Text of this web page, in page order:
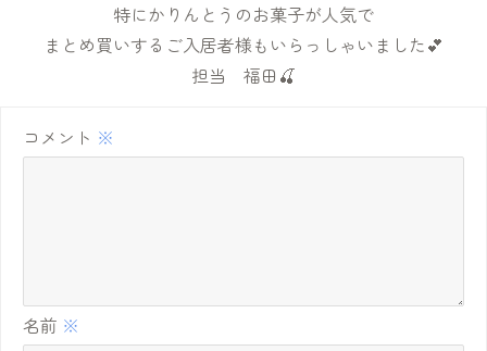
特にかりんとうのお菓子が人気で
まとめ買いするご入居者様もいらっしゃいました💕
担当 福田🍒
コメント ※
名前 ※